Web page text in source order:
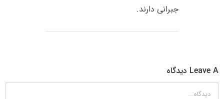
جبرانی دارند.
Leave A دیدگاه
دیدگاه